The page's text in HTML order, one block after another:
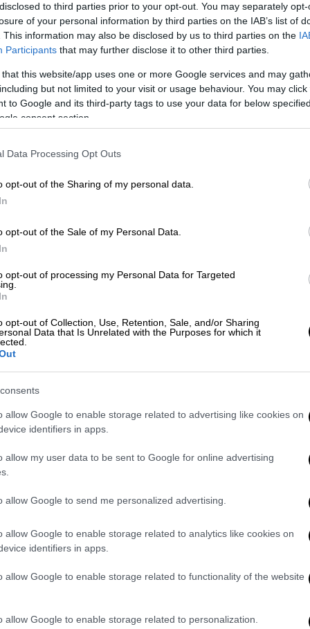
to third parties prior to your opt-out. You may separately
of your personal information by third parties on the IAB’s list of
This information may also be disclosed by us to third parties on the
Participants that may further disclose it to other third parties.
that this website/app uses one or more Google services and may
but not limited to your visit or usage behaviour. You may
to Google and its third-party tags to use your data for below
consent section.
Data Processing Opt Outs
opt-out of the Sharing of my personal data.
opt-out of the Sale of my Personal Data.
opt-out of processing my Personal Data for Targeted
opt-out of Collection, Use, Retention, Sale, and/or Sharing
Data that Is Unrelated with the Purposes for which it
allow Google to enable storage related to advertising like cookies on
identifiers in apps.
allow my user data to be sent to Google for online advertising
allow Google to send me personalized advertising.
allow Google to enable storage related to analytics like cookies on
identifiers in apps.
allow Google to enable storage related to functionality of the website
allow Google to enable storage related to personalization.
της εξυπηρέτησης των πολιτών έχει η
τηλεφωνικού κέντρου του υπουργείου
λειτουργεί 24 ώρες το 24ωρο, χωρίς
Μέχρι τώρα, το νέο τηλεφωνικό
πολιτών, από τις οποίες έχει
imerisia.gr.
και ψηφιακό μετασχηματισμό του ΕΦΚΑ
υλοποιούνται νέες, ή επεκτείνονται
περαιτέρω το ψηφιακό προφίλ του
εξυπηρέτησης των πολιτών.
εξής δράσεις:
Όλα τα μυστικά και οι παγίδες
επικοινωνίας με φυσικά
της εξυπηρέτησης των πολιτών θα
κέντρου 1555.
υπηρεσίες, οι οποίες θα μειώσουν
φυσική παρουσία και αναμονή στα
μήνα πραγματοποιούνται περίπου 1,2
αποτρέποντας αντίστοιχες
την ταλαιπωρία των πολιτών.
2021 η συγχώνευση των φυσικών
να δημιουργηθεί σε κάθε νομό μια
οι περιττές μετακινήσεις, η σύγχυση
βελτιώνεται και ο συντονισμός μεταξύ
στα φυσικά υποκαταστήματα για